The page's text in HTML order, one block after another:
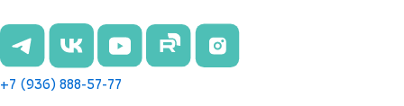
к
содержимому
+7 (936) 888-57-77